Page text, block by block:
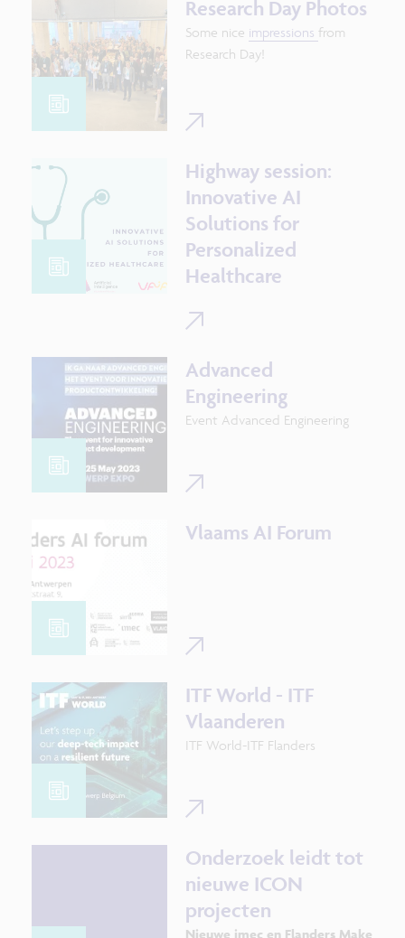
them.
Research Day Photos
Some nice impressions from
Research Day!
Highway session:
Innovative AI
Solutions for
Personalized
Healthcare
Advanced
Engineering
Event Advanced Engineering
Vlaams AI Forum
ITF World - ITF
Vlaanderen
ITF World-ITF Flanders
Onderzoek leidt tot
nieuwe ICON
projecten
Nieuwe imec en Flanders Make